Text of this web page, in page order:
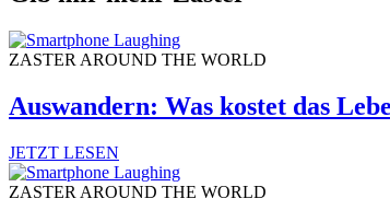
ZASTER AROUND THE WORLD
Auswandern: Was kostet das
JETZT LESEN
ZASTER AROUND THE WORLD